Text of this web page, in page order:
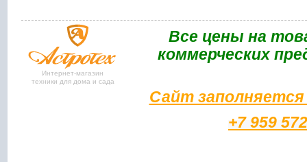
Интернет-магазин
техники для дома и сада
Bce цены на
коммерческих
Сайт
+7 959